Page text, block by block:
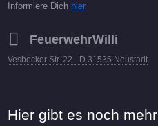
Informiere Dich hier
FeuerwehrWilli
Vesbecker Str. 22 - D 31535 Neustadt
Hier gibt es noch mehr